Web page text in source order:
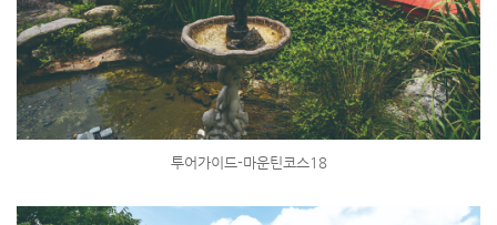
투어가이드-마운틴코스18